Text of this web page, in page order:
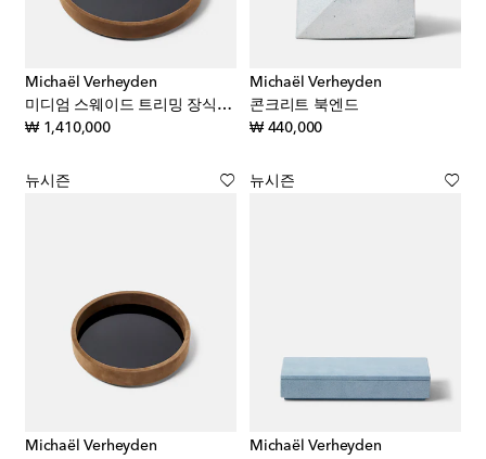
Michaël Verheyden
미디엄 스웨이드 트리밍 장식용 트레이
₩ 1,410,000original price
Michaël Verheyden
콘크리트 북엔드
₩ 440,000original price
뉴시즌
Michaël Verheyden
뉴시즌
Michaël Verheyden